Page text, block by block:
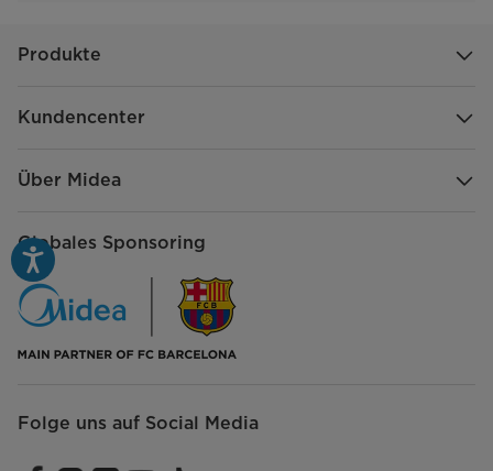
Produkte
Kundencenter
Über Midea
Globales Sponsoring
Folge uns auf Social Media